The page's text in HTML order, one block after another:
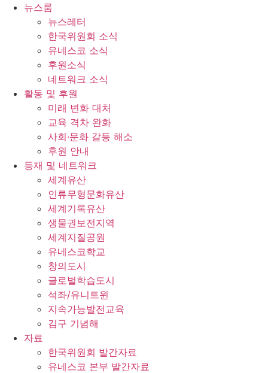
뉴스룸
뉴스레터
한국위원회 소식
유네스코 소식
후원소식
네트워크 소식
활동 및 후원
미래 변화 대처
교육 격차 완화
사회∙문화 갈등 해소
후원 안내
등재 및 네트워크
세계유산
인류무형문화유산
세계기록유산
생물권보전지역
세계지질공원
유네스코학교
창의도시
글로벌학습도시
석좌/유니트윈
지속가능발전교육
김구 기념해
자료
한국위원회 발간자료
유네스코 본부 발간자료